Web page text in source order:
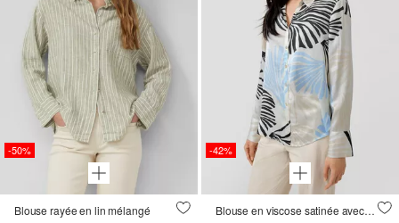
-50%
Blouse rayée en lin mélangé
-42%
Blouse en viscose satinée avec imprimé all-over et manchettes